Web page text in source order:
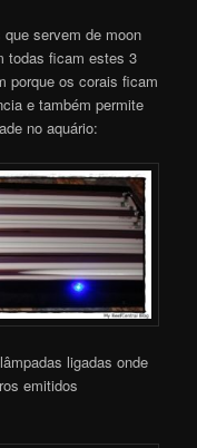
servem de moon
todas ficam estes 3
porque os corais ficam
e também permite
no aquário:
ligadas onde
emitidos